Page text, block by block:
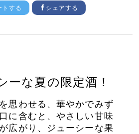
トする シェアする
ーな夏の限定酒！
思わせる、華やかでみず
に含むと、やさしい甘味
広がり、ジューシーな果